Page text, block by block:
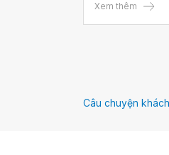
nặng kèm đau
nguyên nhân là
Xem thêm
Câu chuyện